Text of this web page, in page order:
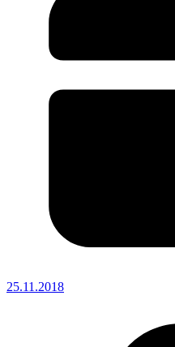
25.11.2018